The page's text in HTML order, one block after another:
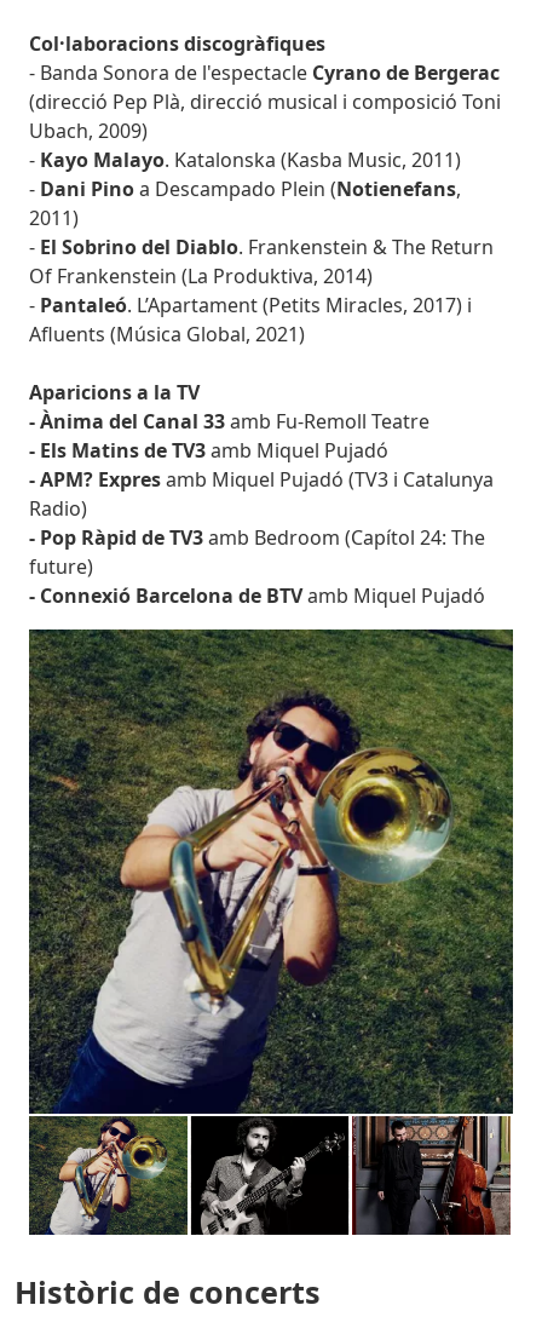
Col·laboracions discogràfiques
- Banda Sonora de l'espectacle Cyrano de Bergerac
(direcció Pep Plà, direcció musical i composició Toni
Ubach, 2009)
- Kayo Malayo. Katalonska (Kasba Music, 2011)
- Dani Pinoa Descampado Plein (Notienefans,
2011)
- El Sobrino del Diablo. Frankenstein & The Return
Of Frankenstein (La Produktiva, 2014)
- Pantaleó. L’Apartament (Petits Miracles, 2017) i
Afluents (Música Global, 2021)
Aparicions a la TV
- Ànima del Canal 33amb Fu-Remoll Teatre
- Els Matins de TV3amb Miquel Pujadó
- APM? Expresamb Miquel Pujadó (TV3 i Catalunya
Radio)
- Pop Ràpid de TV3amb Bedroom (Capítol 24: The
future)
- Connexió Barcelona de BTVamb Miquel Pujadó
Imatges
Imagen
Històric de concerts